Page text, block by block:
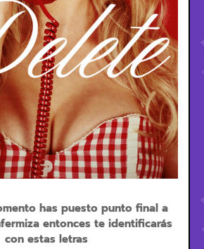
has puesto punto final a
entonces te identificarás
con estas letras